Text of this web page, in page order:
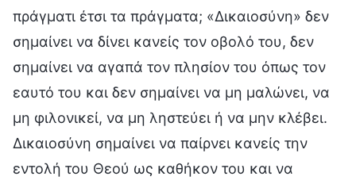
πράγματι έτσι τα πράγματα; «Δικαιοσύνη» δεν
σημαίνει να δίνει κανείς τον οβολό του, δεν
σημαίνει να αγαπά τον πλησίον του όπως τον
εαυτό του και δεν σημαίνει να μη μαλώνει, να
μη φιλονικεί, να μη ληστεύει ή να μην κλέβει.
Δικαιοσύνη σημαίνει να παίρνει κανείς την
εντολή του Θεού ως καθήκον του και να